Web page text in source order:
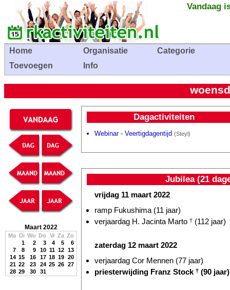
Vandaag
Home Organisatie
Categorie
Toevoegen
Info
Maart 2022
Ma Di Wo Do Vr Za Zo
1
2 3 4 5
6
7
8 9 10 11 12 13
14 15 16 17 18 19 20
21 22 23 24 25 26 27
28 29 30 31
Dagactiviteiten
Webinar - Veertigdagentijd (Steyl)
Jubilea (21
vrijdag 11 maart 2022
ramp Fukushima (11 jaar)
verjaardag H. Jacinta Marto † (112 jaar)
zaterdag 12 maart 2022
verjaardag Cor Mennen (77 jaar)
priesterwijding Franz Stock † (90 jaar)